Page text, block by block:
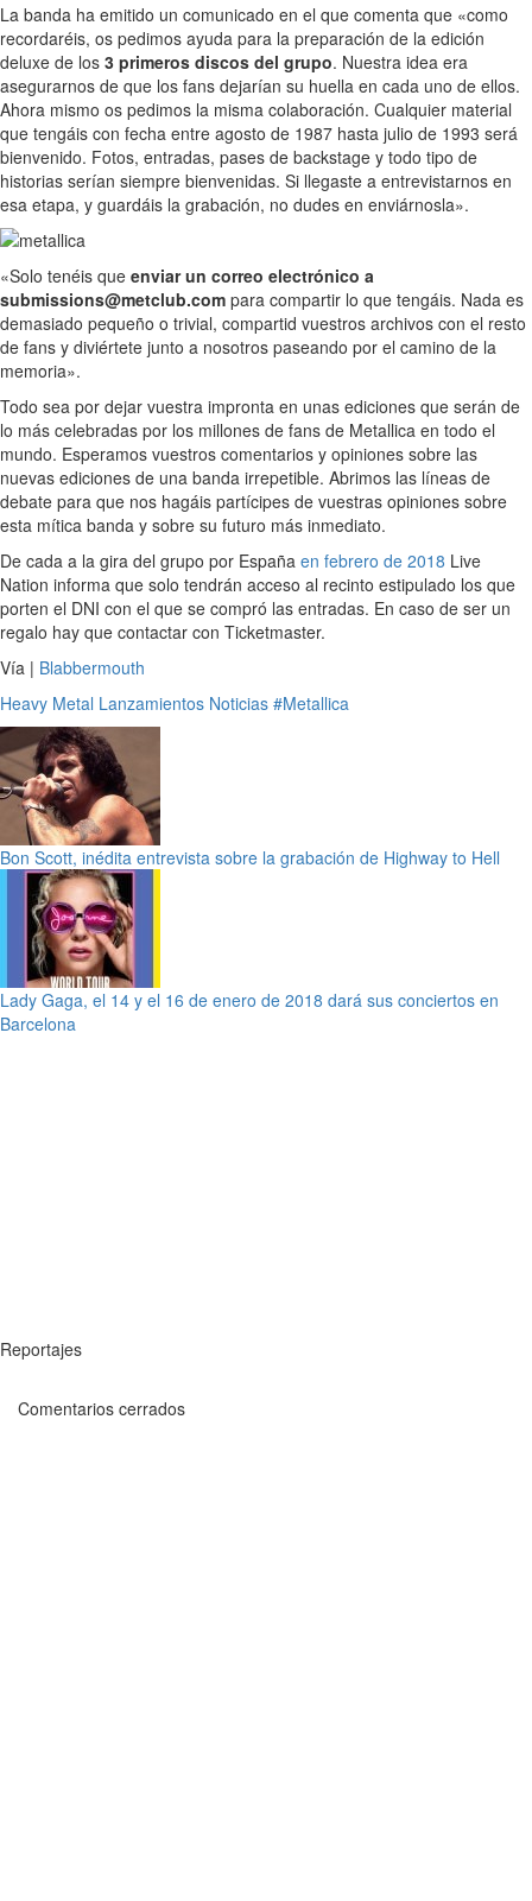
La banda ha emitido un comunicado en el que comenta que «como
recordaréis, os pedimos ayuda para la preparación de la edición
deluxe de los 3 primeros discos del grupo. Nuestra idea era
asegurarnos de que los fans dejarían su huella en cada uno de ellos.
Ahora mismo os pedimos la misma colaboración. Cualquier material
que tengáis con fecha entre agosto de 1987 hasta julio de 1993 será
bienvenido. Fotos, entradas, pases de backstage y todo tipo de
historias serían siempre bienvenidas. Si llegaste a entrevistarnos en
esa etapa, y guardáis la grabación, no dudes en enviárnosla».
«Solo tenéis que enviar un correo electrónico a
submissions@metclub.com para compartir lo que tengáis. Nada es
demasiado pequeño o trivial, compartid vuestros archivos con el resto
de fans y diviértete junto a nosotros paseando por el camino de la
memoria».
Todo sea por dejar vuestra impronta en unas ediciones que serán de
lo más celebradas por los millones de fans de Metallica en todo el
mundo. Esperamos vuestros comentarios y opiniones sobre las
nuevas ediciones de una banda irrepetible. Abrimos las líneas de
debate para que nos hagáis partícipes de vuestras opiniones sobre
esta mítica banda y sobre su futuro más inmediato.
De cada a la gira del grupo por España en febrero de 2018 Live
Nation informa que solo tendrán acceso al recinto estipulado los que
porten el DNI con el que se compró las entradas. En caso de ser un
regalo hay que contactar con Ticketmaster.
Vía | Blabbermouth
Heavy Metal Lanzamientos Noticias #Metallica
Bon Scott, inédita entrevista sobre la grabación de Highway to Hell
Lady Gaga, el 14 y el 16 de enero de 2018 dará sus conciertos en
Barcelona
Reportajes
Comentarios cerrados